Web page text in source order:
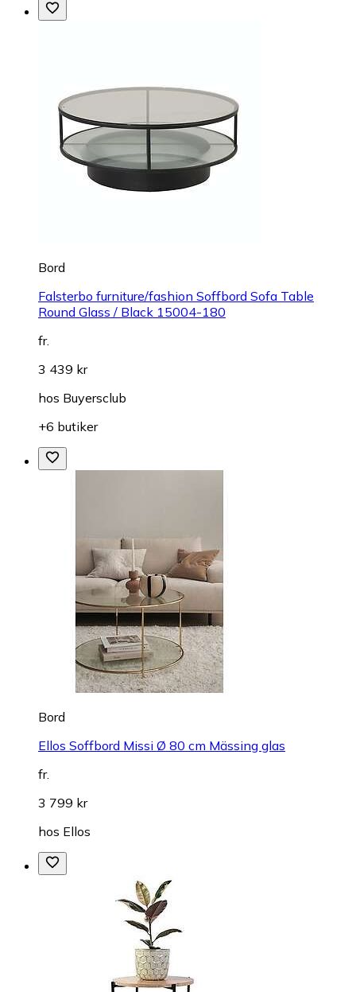
Bord
Falsterbo furniture/fashion Soffbord Sofa Table
Round Glass / Black 15004-180
fr.
3 439 kr
hos Buyersclub
+6 butiker
Bord
Ellos Soffbord Missi Ø 80 cm Mässing glas
fr.
3 799 kr
hos Ellos